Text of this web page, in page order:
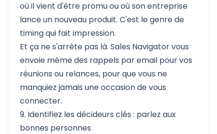
où il vient d'être promu ou où son entreprise
lance un nouveau produit. C'est le genre de
timing qui fait impression.
Et ça ne s'arrête pas là. Sales Navigator vous
envoie même des rappels par email pour vos
réunions ou relances, pour que vous ne
manquiez jamais une occasion de vous
connecter.
9. Identifiez les décideurs clés : parlez aux
bonnes personnes